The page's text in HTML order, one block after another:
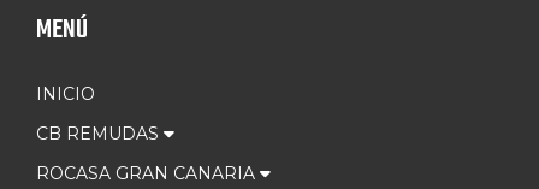
MENÚ
INICIO
CB REMUDAS
ROCASA GRAN CANARIA